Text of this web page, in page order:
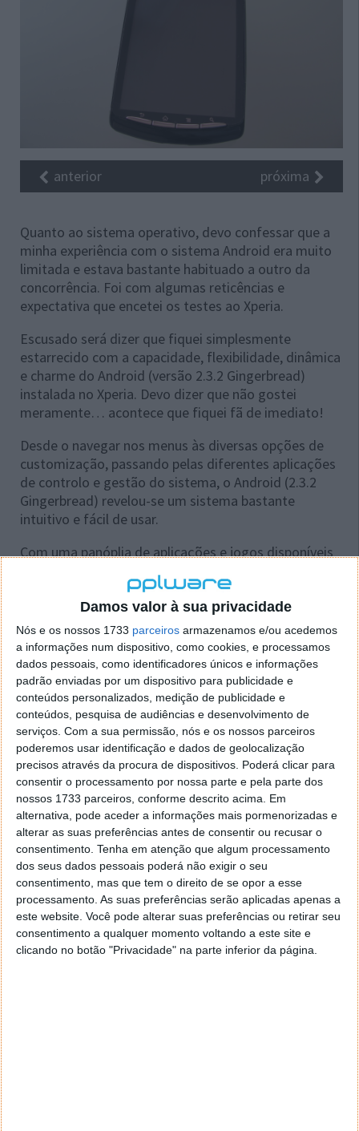
Damos valor à sua privacidade
Nós e os nossos 1733 parceiros armazenamos e/ou acedemos
a informações num dispositivo, como cookies, e processamos
dados pessoais, como identificadores únicos e informações
padrão enviadas por um dispositivo para publicidade e
conteúdos personalizados, medição de publicidade e
conteúdos, pesquisa de audiências e desenvolvimento de
serviços. Com a sua permissão, nós e os nossos parceiros
poderemos usar identificação e dados de geolocalização
precisos através da procura de dispositivos. Poderá clicar para
consentir o processamento por nossa parte e pela parte dos
nossos 1733 parceiros, conforme descrito acima. Em
alternativa, pode aceder a informações mais pormenorizadas e
alterar as suas preferências antes de consentir ou recusar o
consentimento. Tenha em atenção que algum processamento
dos seus dados pessoais poderá não exigir o seu
consentimento, mas que tem o direito de se opor a esse
processamento. As suas preferências serão aplicadas apenas a
este website. Você pode alterar suas preferências ou retirar seu
consentimento a qualquer momento voltando a este site e
clicando no botão "Privacidade" na parte inferior da página.
anterior próxima
Quanto ao sistema operativo, devo confessar que a
minha experiência com o sistema Android era muito
limitada e estava bastante habituado a outro da
concorrência. Foi com algumas reticências e
expectativa que encetei os testes ao Xperia.
Escusado será dizer que fiquei simplesmente
estarrecido com a capacidade, flexibilidade, dinâmica
e charme do Android (versão 2.3.2 Gingerbread)
instalada no Xperia. Devo dizer que não gostei
meramente… acontece que fiquei fã de imediato!
Desde o navegar nos menus às diversas opções de
customização, passando pelas diferentes aplicações
de controlo e gestão do sistema, o Android (2.3.2
Gingerbread) revelou-se um sistema bastante
intuitivo e fácil de usar.
Com uma panóplia de aplicações e jogos disponíveis
com recurso ao Android Market
bastante bem recheado eis que o Xperia vem bem
apetrechado para qualquer altura do dia-a-dia, sejam
momentos de trabalho ou momentos de lazer.
Página 1 –Primeiras impressõesPágina 2 –
Especificações e conteúdo embalagemPágina 3 –
Android e CâmeraPágina 4 –BenchmarkPágina 5 –
GamingPágina 6 –Apreciações Finais
« PÁGINA ANTERIOR PÁG. 01/06PÁGINA SEGUINTE »
1 2 3 4 5 6
Este artigo tem mais de um ano
Acompanhe o Pplware no Google Notícias
Proponha uma correção, faça uma sugestão